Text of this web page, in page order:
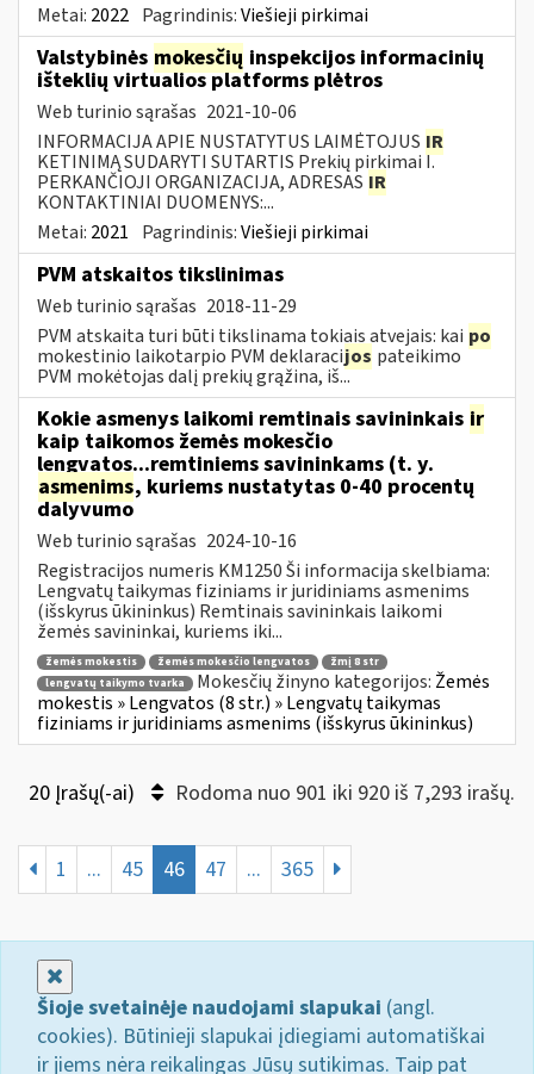
Metai: 2022 Pagrindinis:Viešieji pirkimai
Valstybinės mokesčių inspekcijos informacinių
išteklių virtualios platforms plėtros
Web turinio sąrašas 2021-10-06
INFORMACIJA APIE NUSTATYTUS LAIMĖTOJUS IR
KETINIMĄ SUDARYTI SUTARTIS Prekių pirkimai I.
PERKANČIOJI ORGANIZACIJA, ADRESAS IR
KONTAKTINIAI DUOMENYS:...
Metai: 2021 Pagrindinis:Viešieji pirkimai
PVM atskaitos tikslinimas
Web turinio sąrašas 2018-11-29
PVM atskaita turi būti tikslinama tokiais atvejais: kai po
mokestinio laikotarpio PVM deklaracijos pateikimo
PVM mokėtojas dalį prekių grąžina, iš...
Kokie asmenys laikomi remtinais savininkais ir
kaip taikomos žemės mokesčio
lengvatos...remtiniems savininkams (t. y.
asmenims, kuriems nustatytas 0-40 procentų
dalyvumo
Web turinio sąrašas 2024-10-16
Registracijos numeris KM1250 Ši informacija skelbiama:
Lengvatų taikymas fiziniams ir juridiniams asmenims
(išskyrus ūkininkus) Remtinais savininkais laikomi
žemės savininkai, kuriems iki...
žemės mokestis žemės mokesčio lengvatos
žmį 8 str
lengvatų taikymo tvarka
Mokesčių žinyno kategorijos: Žemės
mokestis » Lengvatos (8 str.) » Lengvatų taikymas
fiziniams ir juridiniams asmenims (išskyrus ūkininkus)
20 Įrašų(-ai) Rodoma nuo 901 iki 920 iš 7,293 irašų.
1 ... 45 46 47 ... 365
Šioje svetainėje naudojami slapukai (angl.
cookies). Būtinieji slapukai įdiegiami automatiškai
ir jiems nėra reikalingas Jūsų sutikimas. Taip pat